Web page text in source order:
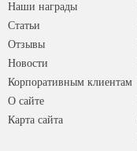
Наши награды
Статьи
Отзывы
Новости
Корпоративным клиентам
О сайте
Карта сайта